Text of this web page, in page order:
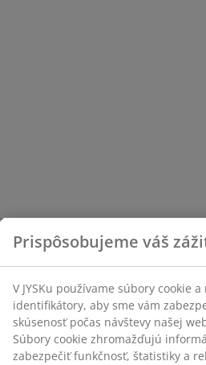
Prispôsobujeme váš
V JYSKu používame súbory cookie
identifikátory, aby sme vám
skúsenosť počas návštevy našej
Súbory cookie zhromažďujú
zabezpečiť funkčnosť, štatistiky a